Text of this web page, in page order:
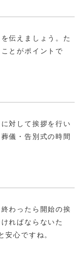
伝えましょう。た
とがポイントで
対して挨拶を行い
儀・告別式の時間
わったら開始の挨
ればならないた
心ですね。